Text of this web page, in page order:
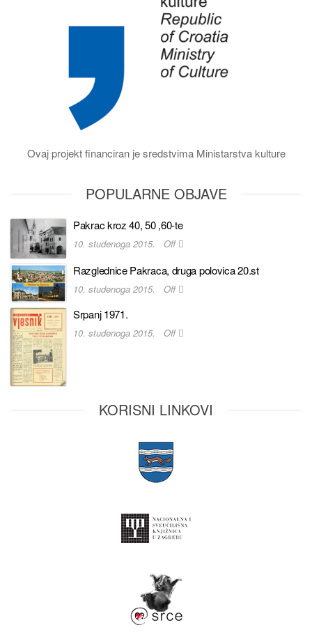
Ovaj projekt financiran je sredstvima Ministarstva kulture
POPULARNE OBJAVE
Pakrac kroz 40, 50 ,60-te
10. studenoga 2015. Off
Razglednice Pakraca, druga polovica 20.st
10. studenoga 2015. Off
Srpanj 1971.
10. studenoga 2015. Off
KORISNI LINKOVI